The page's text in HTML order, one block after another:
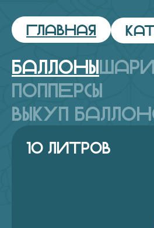
Главная
Баллоны
Попперсы
Выкуп
10 литров